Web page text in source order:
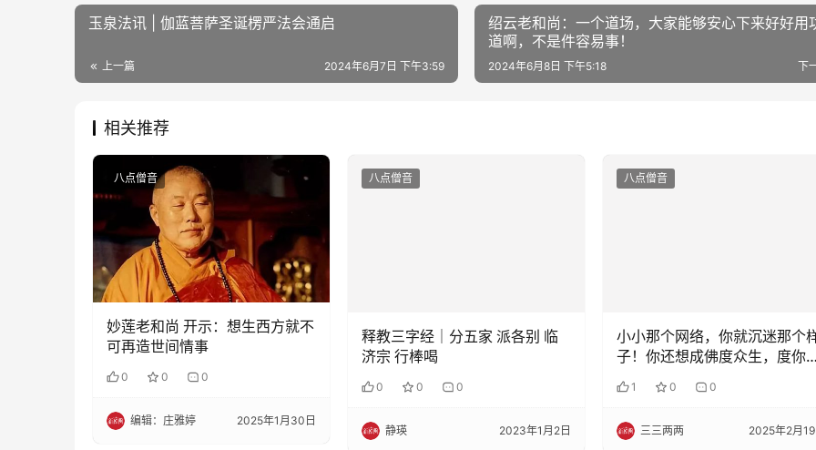
玉泉法讯 | 伽蓝菩萨圣诞楞严法会通启
上一篇 2024年6月7日 下午3:59
绍云老和尚：一个道场，大家能够安心下来好好用
道啊，不是件容易事！
下
2024年6月8日 下午5:18
相关推荐
八点僧音
妙莲老和尚 开示：想生西方就不
可再造世间情事
0 0 0
编辑：庄雅婷 2025年1月30日
八点僧音
释教三字经｜分五家 派各别 临
济宗 行棒喝
0 0 0
静瑛 2023年1月2日
八点僧音
小小那个网络，你就沉迷那个
子！你还想成佛度众生，度你个
头啊……
1 0 0
三三两两 2025年2月19